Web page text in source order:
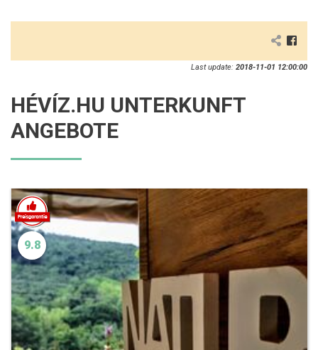
Last update: 2018-11-01 12:00:00
HÉVÍZ.HU UNTERKUNFT
ANGEBOTE
9.8